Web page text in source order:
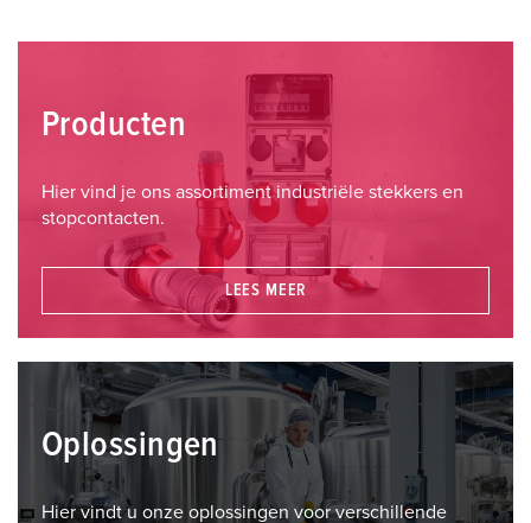
Producten
Hier vind je ons assortiment industriële stekkers en
stopcontacten.
LEES MEER
Oplossingen
Hier vindt u onze oplossingen voor verschillende